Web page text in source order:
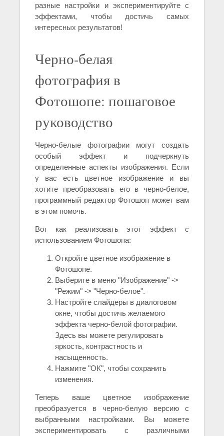
разные настройки и экспериментируйте с
эффектами, чтобы достичь самых
интересных результатов!
Черно-белая
фотография в
Фотошопе: пошаговое
руководство
Черно-белые фотографии могут создать
особый эффект и подчеркнуть
определенные аспекты изображения. Если
у вас есть цветное изображение и вы
хотите преобразовать его в черно-белое,
программный редактор Фотошоп может вам
в этом помочь.
Вот как реализовать этот эффект с
использованием Фотошопа:
Откройте цветное изображение в
Фотошопе.
Выберите в меню "Изображение" ->
"Режим" -> "Черно-белое".
Настройте слайдеры в диалоговом
окне, чтобы достичь желаемого
эффекта черно-белой фотографии.
Здесь вы можете регулировать
яркость, контрастность и
насыщенность.
Нажмите "ОК", чтобы сохранить
изменения.
Теперь ваше цветное изображение
преобразуется в черно-белую версию с
выбранными настройками. Вы можете
экспериментировать с различными